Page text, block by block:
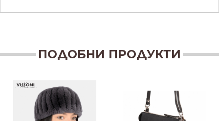
ПОДОБНИ ПРОДУКТИ